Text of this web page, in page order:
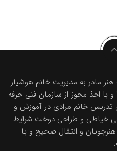
مادر به مدیریت خانم هوشیار
مرادی فعالیت خود را از سال ۱۳۸۶ و با اخذ مجوز از سازمان فنی حرفه
آغاز نمود. سابقه ۲۵ سال تدریس خانم مرادی در آموزش و
خیاطی و طراحی دوخت شرایط
و انتقال صحیح و با